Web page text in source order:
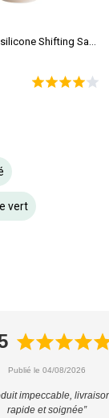
vert
Publié le 04/08/2026
impeccable,
rapide et soignée”